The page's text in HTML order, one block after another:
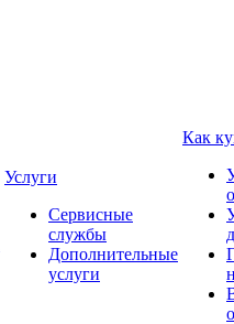
Услуги
Сервисные
службы
Дополнительные
услуги
Как